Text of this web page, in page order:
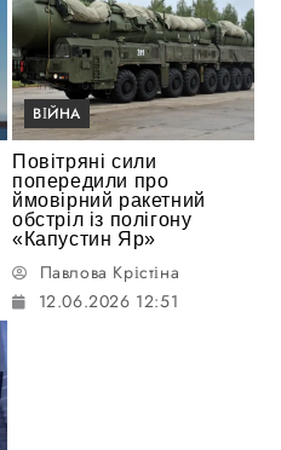
ВІЙНА
Повітряні сили
попередили про
ймовірний ракетний
обстріл із полігону
«Капустин Яр»
Павлова Крістіна
12.06.2026 12:51